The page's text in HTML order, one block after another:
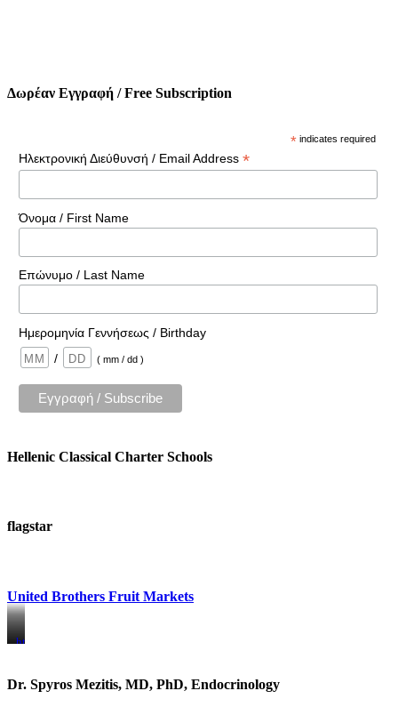
Δωρέαν Εγγραφή / Free Subscription
* indicates required
Ηλεκτρονική Διεύθυνσή / Email Address *
Όνομα / First Name
Επώνυμο / Last Name
Ημερομηνία Γεννήσεως / Birthday
/
( mm / dd )
Hellenic Classical Charter Schools
flagstar
United Brothers Fruit Markets
https://www.unitedbrothersfruitmarkets.com/
https://www.unitedbrothersfruitmarkets.com/
Dr. Spyros Mezitis, MD, PhD, Endocrinology